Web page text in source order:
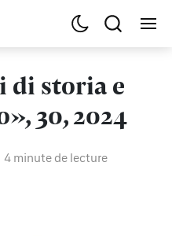
di storia e
30, 2024
4 minute de lecture